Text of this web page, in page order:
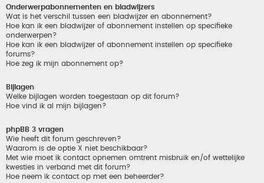
Onderwerpabonnementen en bladwijzers
Wat is het verschil tussen een bladwijzer en abonnement?
Hoe kan ik een bladwijzer of abonnement instellen op specifieke
onderwerpen?
Hoe kan ik een bladwijzer of abonnement instellen op specifieke
forums?
Hoe zeg ik mijn abonnement op?
Bijlagen
Welke bijlagen worden toegestaan op dit forum?
Hoe vind ik al mijn bijlagen?
phpBB 3 vragen
Wie heeft dit forum geschreven?
Waarom is de optie X niet beschikbaar?
Met wie moet ik contact opnemen omtrent misbruik en/of wettelijke
kwesties in verband met dit forum?
Hoe neem ik contact op met een beheerder?